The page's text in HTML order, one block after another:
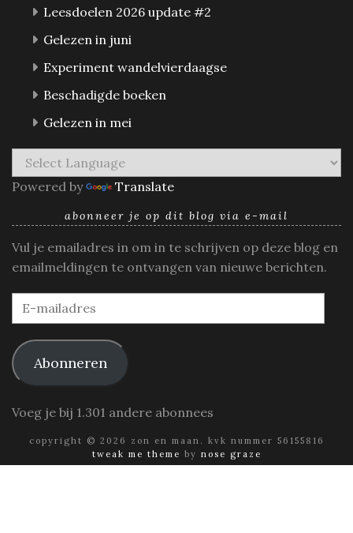
Leesdoelen 2026 update #2
Gelezen in juni
Experiment wandelvierdaagse
Beschadigde boeken
Gelezen in mei
Powered by Translate
abonneer je op dit blog via e-mail
Vul je emailadres in om in te schrijven op deze blog en
emailmeldingen te ontvangen van nieuwe berichten.
E-
mailadres
Abonneren
Voeg je bij 1.301 andere abonnees
copyright © 2026 zon en maan. kvk nummer 56155816
tweak me theme by nose graze